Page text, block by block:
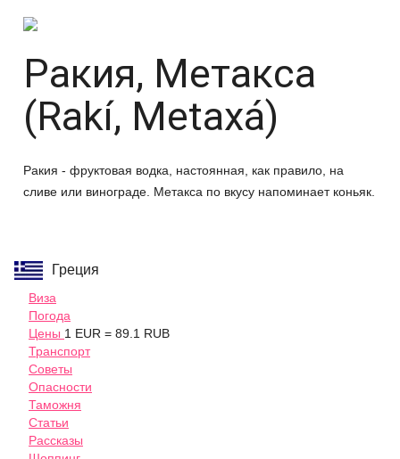
Ракия, Метакса
(Rakí, Metaxá)
Ракия - фруктовая водка, настоянная, как правило, на
сливе или винограде. Метакса по вкусу напоминает коньяк.
Греция
Виза
Погода
Цены 1 EUR = 89.1 RUB
Транспорт
Советы
Опасности
Таможня
Статьи
Рассказы